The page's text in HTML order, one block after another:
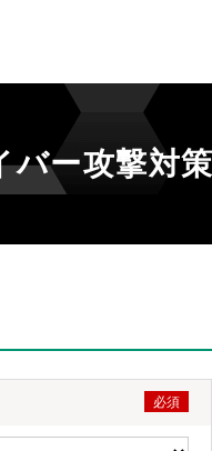
バー攻撃対策